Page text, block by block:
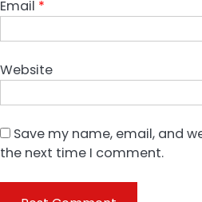
Email *
Website
Save my name, email, and
the next time I comment.